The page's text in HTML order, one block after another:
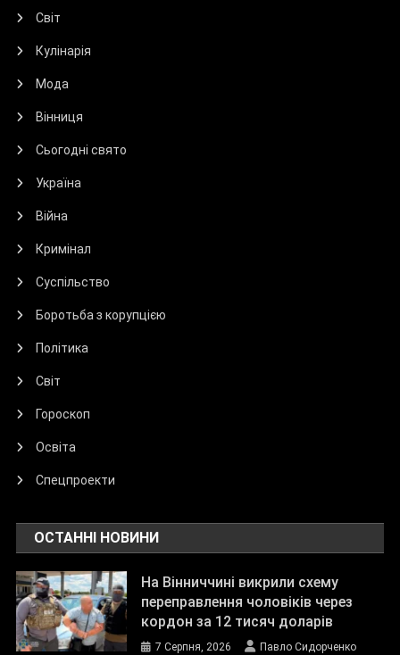
Світ
Кулінарія
Мода
Вінниця
Сьогодні свято
Україна
Війна
Кримінал
Суспільство
Боротьба з корупцією
Політика
Світ
Гороскоп
Освіта
Спецпроекти
ОСТАННІ НОВИНИ
На Вінниччині викрили схему
переправлення чоловіків через
кордон за 12 тисяч доларів
7 Серпня, 2026 Павло Сидорченко